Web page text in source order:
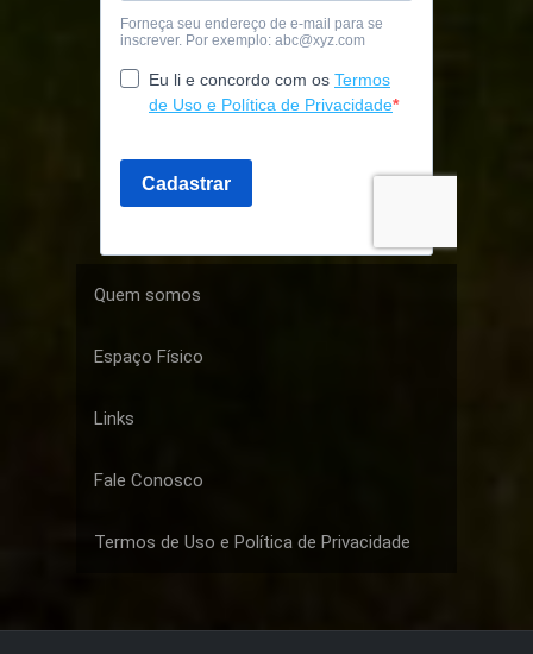
Quem somos
Espaço Físico
Links
Fale Conosco
Termos de Uso e Política de Privacidade